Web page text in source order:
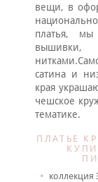
вещи, в
платья, мы
вышивки,
сатина и
края
чешское
тематике.
ПЛАТЬЕ
коллекция